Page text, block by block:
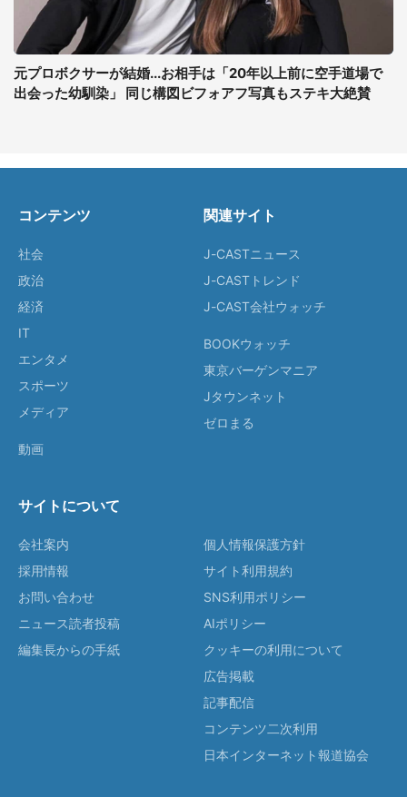
元プロボクサーが結婚...お相手は「20年以上前に空手道場で
出会った幼馴染」 同じ構図ビフォアフ写真もステキ大絶賛
コンテンツ
社会
政治
経済
IT
エンタメ
スポーツ
メディア
動画
関連サイト
J-CASTニュース
J-CASTトレンド
J-CAST会社ウォッチ
BOOKウォッチ
東京バーゲンマニア
Jタウンネット
ゼロまる
サイトについて
会社案内
採用情報
お問い合わせ
ニュース読者投稿
編集長からの手紙
個人情報保護方針
サイト利用規約
SNS利用ポリシー
AIポリシー
クッキーの利用について
広告掲載
記事配信
コンテンツ二次利用
日本インターネット報道協会